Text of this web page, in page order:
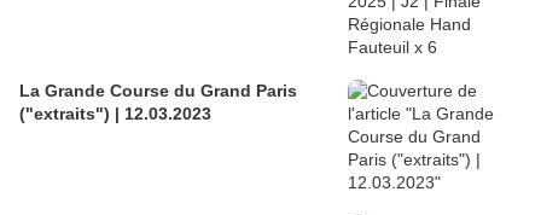
La Grande Course du Grand Paris
("extraits") | 12.03.2023